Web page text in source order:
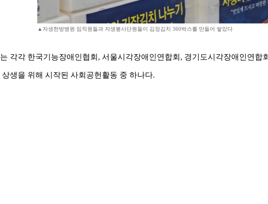
▲자생한방병원 임직원들과 자생봉사단원들이 김장김치 360박스를 만들어 쌓았다
각각 한국기능장애인협회, 서울시각장애인연합회, 경기도시각장애인연합
생을 위해 시작된 사회공헌활동 중 하나다.